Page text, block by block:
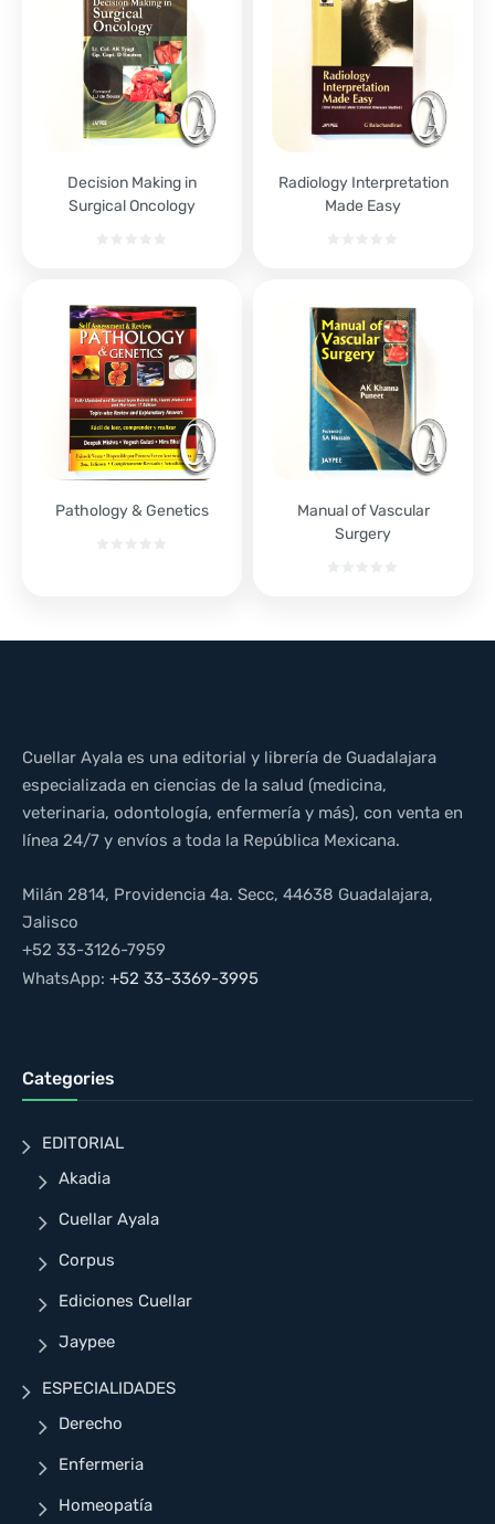
Decision Making in
Surgical Oncology
Radiology Interpretation
Made Easy
Pathology & Genetics
Manual of Vascular
Surgery
Cuellar Ayala es una editorial y librería de Guadalajara
especializada en ciencias de la salud (medicina,
veterinaria, odontología, enfermería y más), con venta en
línea 24/7 y envíos a toda la República Mexicana.
Milán 2814, Providencia 4a. Secc, 44638 Guadalajara,
Jalisco
+52 33-3126-7959
WhatsApp: +52 33-3369-3995
Categories
EDITORIAL
Akadia
Cuellar Ayala
Corpus
Ediciones Cuellar
Jaypee
ESPECIALIDADES
Derecho
Enfermeria
Homeopatía